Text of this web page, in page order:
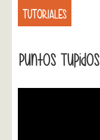
TUTORIALES
Puntos Tupidos